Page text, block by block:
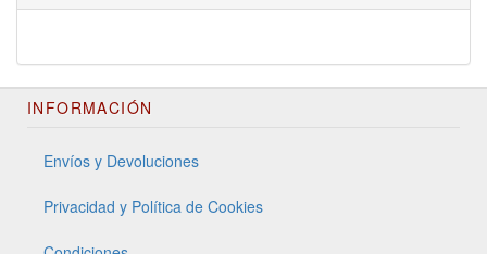
INFORMACIÓN
Envíos y Devoluciones
Privacidad y Política de Cookies